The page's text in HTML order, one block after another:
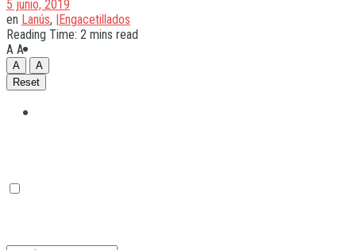
5 junio, 2019
en Lanús, |Engacetillados
Reading Time: 2 mins read
A A
A
A
Reset